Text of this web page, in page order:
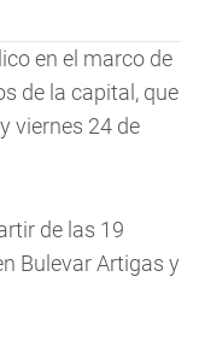
en el marco de
de la capital, que
viernes 24 de
de las 19
Bulevar Artigas y